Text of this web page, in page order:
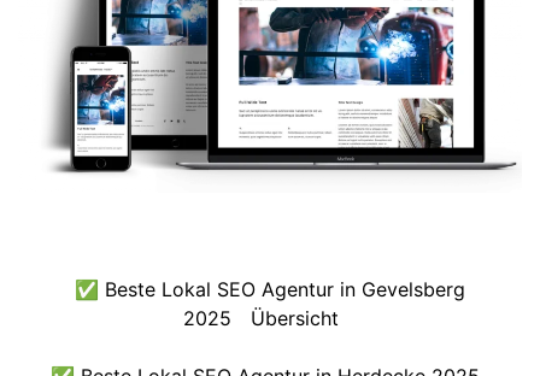
✅ Beste Lokal SEO Agentur in Gevelsberg
2025
Übersicht